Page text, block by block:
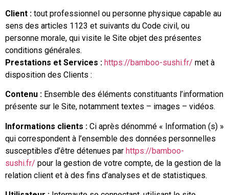
Client : tout professionnel ou personne physique capable au
sens des articles 1123 et suivants du Code civil, ou
personne morale, qui visite le Site objet des présentes
conditions générales.
Prestations et Services : https://bamboo-sushi.fr/ met à
disposition des Clients :
Contenu : Ensemble des éléments constituants l’information
présente sur le Site, notamment textes – images – vidéos.
Informations clients : Ci après dénommé « Information (s) »
qui correspondent à l’ensemble des données personnelles
susceptibles d’être détenues par https://bamboo-
sushi.fr/ pour la gestion de votre compte, de la gestion de la
relation client et à des fins d’analyses et de statistiques.